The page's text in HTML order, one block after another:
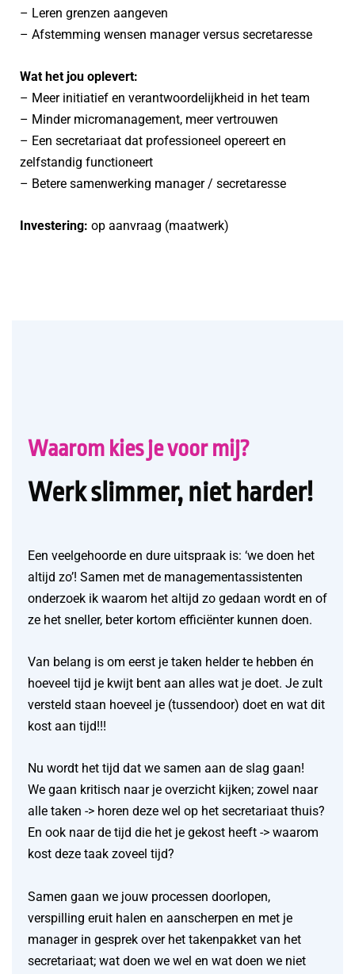
– Leren grenzen aangeven
– Afstemming wensen manager versus secretaresse
Wat het jou oplevert:
– Meer initiatief en verantwoordelijkheid in het team
– Minder micromanagement, meer vertrouwen
– Een secretariaat dat professioneel opereert en
zelfstandig functioneert
– Betere samenwerking manager / secretaresse
Investering: op aanvraag (maatwerk)
Waarom kies je voor mij?
Werk slimmer, niet harder!
Een veelgehoorde en dure uitspraak is: ‘we doen het
altijd zo’! Samen met de managementassistenten
onderzoek ik waarom het altijd zo gedaan wordt en of
ze het sneller, beter kortom efficiënter kunnen doen.
Van belang is om eerst je taken helder te hebben én
hoeveel tijd je kwijt bent aan alles wat je doet. Je zult
versteld staan hoeveel je (tussendoor) doet en wat dit
kost aan tijd!!!
Nu wordt het tijd dat we samen aan de slag gaan!
We gaan kritisch naar je overzicht kijken; zowel naar
alle taken -> horen deze wel op het secretariaat thuis?
En ook naar de tijd die het je gekost heeft -> waarom
kost deze taak zoveel tijd?
Samen gaan we jouw processen doorlopen,
verspilling eruit halen en aanscherpen en met je
manager in gesprek over het takenpakket van het
secretariaat; wat doen we wel en wat doen we niet